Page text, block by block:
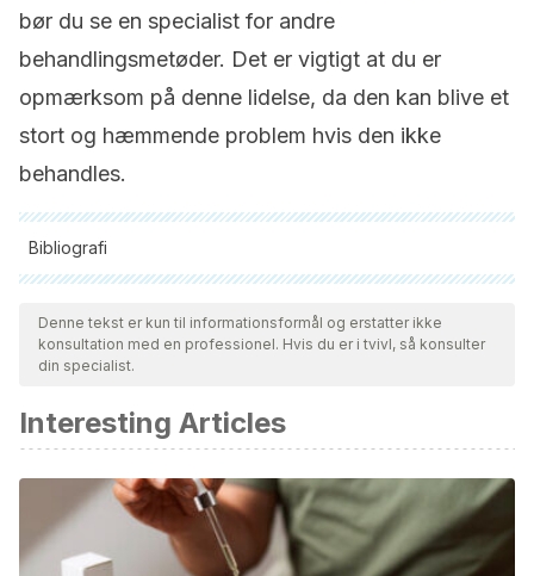
bør du se en specialist for andre
behandlingsmetøder. Det er vigtigt at du er
opmærksom på denne lidelse, da den kan blive et
stort og hæmmende problem hvis den ikke
behandles.
Bibliografi
Alle citerede kilder blev grundigt gennemgået af vores team
for at sikre deres kvalitet, pålidelighed, aktualitet og validitet.
Bibliografien i denne artikel blev betragtet som pålidelig og af
Iredale, S. E., & Smith, H.(1974). Properties of
phenylalanine ammonia-lyase extracted from Cucumis
sativus hypocotyls.Phytochemistry,13 (3), 575-583.
https://www.sciencedirect.com/science/article/abs/pii/
Masuda, Y., Kikuzaki, H., Hisamoto, M., & Nakatani, N.
Denne tekst er kun til informationsformål og erstatter ikke
konsultation med en professionel. Hvis du er i tvivl, så konsulter
din specialist.
Interesting Articles